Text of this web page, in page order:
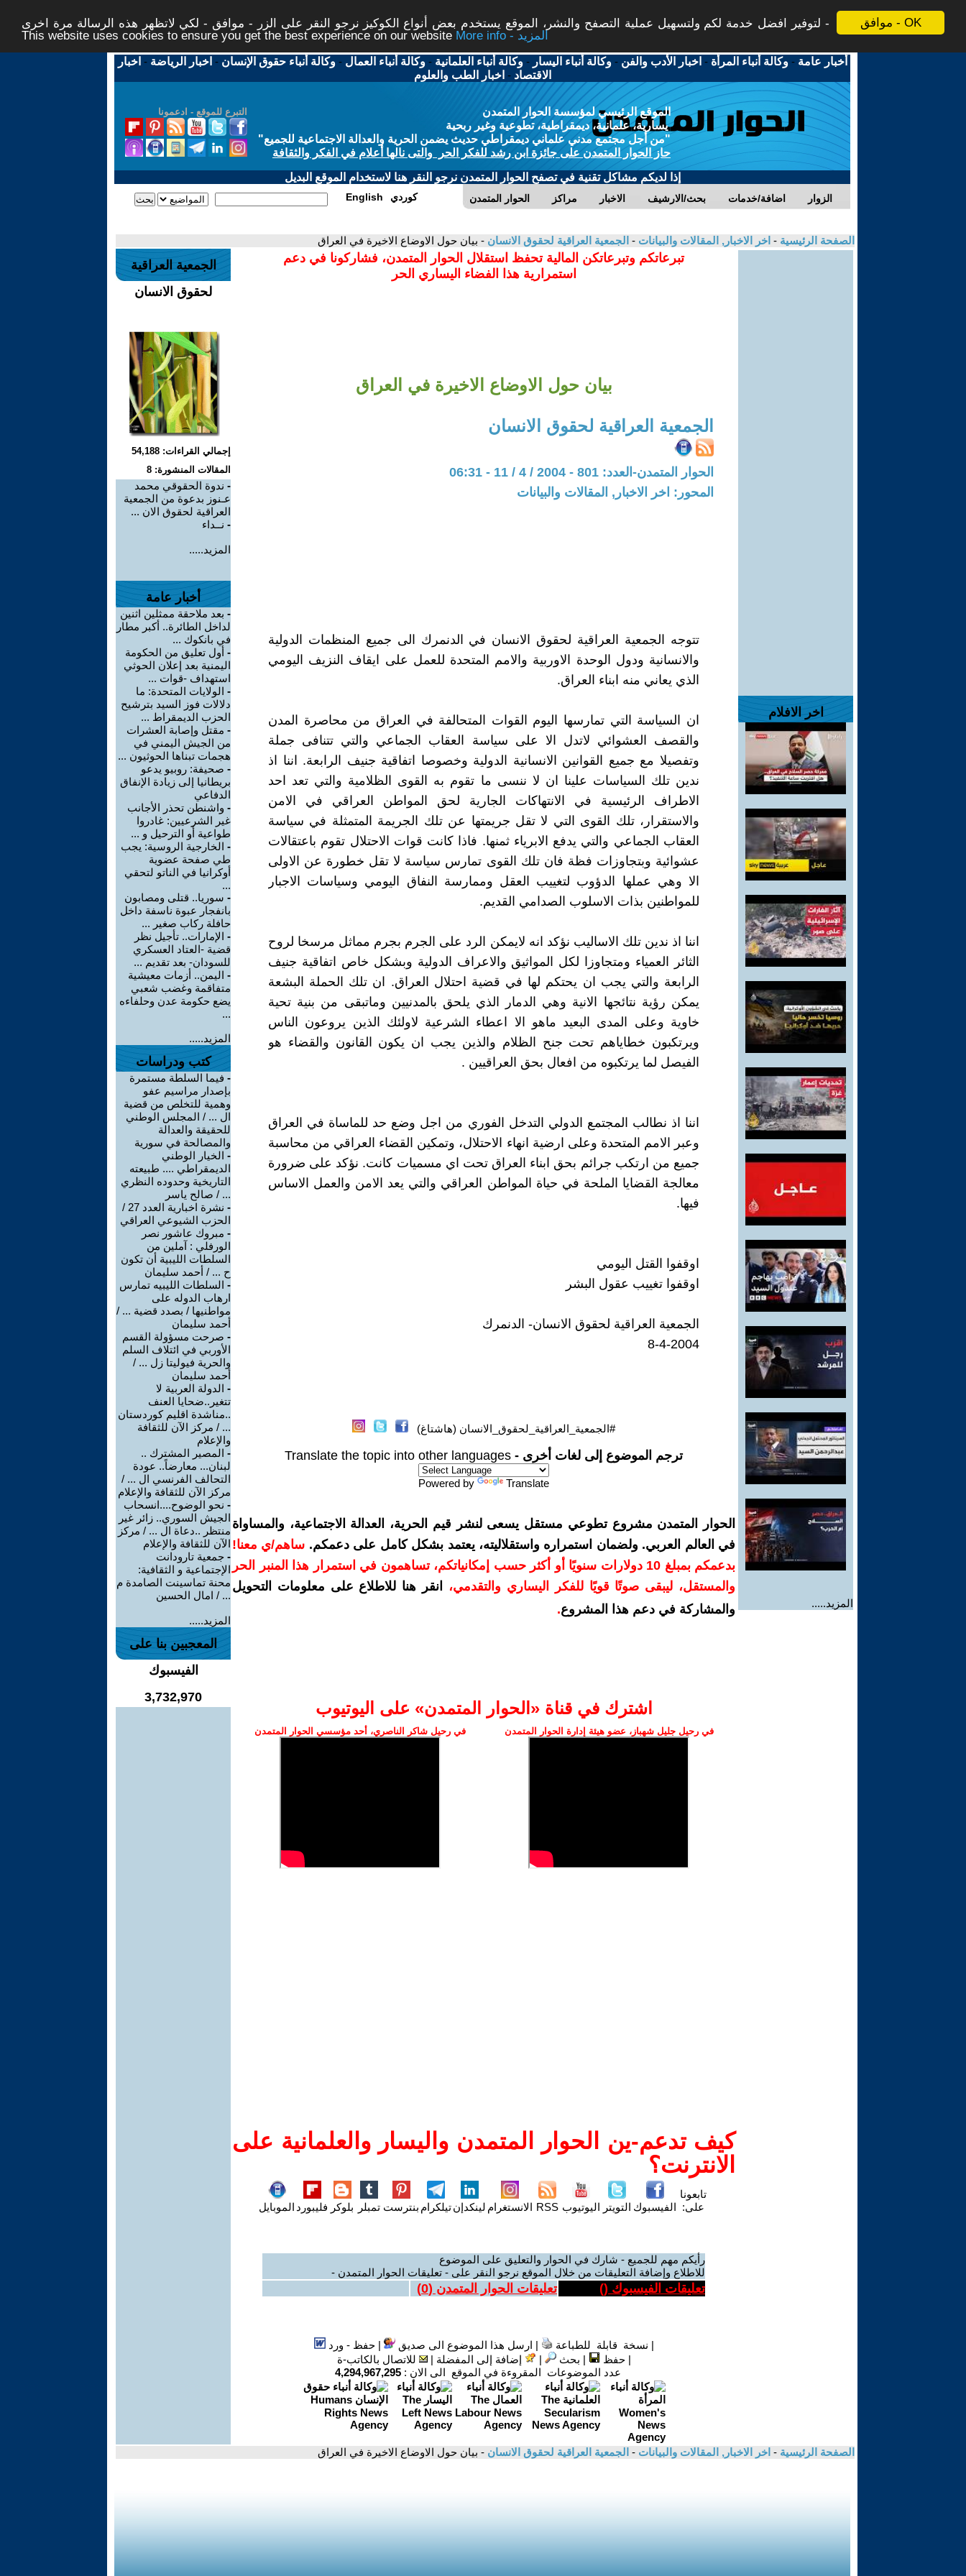
موافق - OK
لتوفير افضل خدمة لكم ولتسهيل عملية التصفح والنشر، الموقع يستخدم بعض أنواع الكوكيز نرجو النقر على الزر - موافق - لكي لاتظهر هذه الرسالة مرة اخرى -
This website uses cookies to ensure you get the best experience on our website
More info - المزيد
أخبار عامة -وكالة أنباء المرأة - اخبار الأدب والفن -وكالة أنباء اليسار -وكالة أنباء العلمانية -وكالة أنباء العمال -وكالة أنباء حقوق الإنسان - اخبار الرياضة - اخبار
الاقتصاد - اخبار الطب والعلوم
التبرع للموقع - ادعمونا
الموقع الرئيسي لمؤسسة الحوار المتمدن
يسارية، علمانية، ديمقراطية، تطوعية وغير ربحية
"من أجل مجتمع مدني علماني ديمقراطي حديث يضمن الحرية والعدالة الاجتماعية للجميع"
حاز الحوار المتمدن على جائزة ابن رشد للفكر الحر والتى نالها أعلام في الفكر والثقافة
إذا لديكم مشاكل تقنية في تصفح الحوار المتمدن نرجو النقر هنا لاستخدام الموقع البديل
الحوار المتمدن مراكز الاخبار بحث/الارشيف اضافة/خدمات الزوار English كوردي
الصفحة الرئيسية - اخر الاخبار, المقالات والبيانات - الجمعية العراقية لحقوق الانسان - بيان حول الاوضاع الاخيرة في العراق
اخر الافلام
المزيد.....
تبرعاتكم وتبرعاتكن المالية تحفظ استقلال الحوار المتمدن، فشاركونا في دعم
استمرارية هذا الفضاء اليساري الحر
بيان حول الاوضاع الاخيرة في العراق
الجمعية العراقية لحقوق الانسان
الحوار المتمدن-العدد: 801 - 2004 / 4 / 11 - 06:31
المحور: اخر الاخبار, المقالات والبيانات
تتوجه الجمعية العراقية لحقوق الانسان في الدنمرك الى جميع المنظمات الدولية
والانسانية ودول الوحدة الاوربية والامم المتحدة للعمل على ايقاف النزيف اليومي
الذي يعاني منه ابناء العراق.
ان السياسة التي تمارسها اليوم القوات المتحالفة في العراق من محاصرة المدن
والقصف العشوائي لاتدل الا على سياسة العقاب الجماعي والتي تتنافى جملة
وتفصيلا مع جميع القوانين الانسانية الدولية وخصوصا اتفاقية جنيف الرابعة. اننا اذ
ندين تلك السياسات علينا ان لا ننسى ما تقوم به القوى الظلامية والتي تعد احد
الاطراف الرئيسية في الانتهاكات الجارية لحق المواطن العراقي في الامن
والاستقرار، تلك القوى التي لا تقل جريمتها عن تلك الجريمة المتمثلة في سياسة
العقاب الجماعي والتي يدفع الابرياء ثمنها. فاذا كانت قوات الاحتلال تقوم باعتقالات
عشوائية وبتجاوزات فظة فان تلك القوى تمارس سياسة لا تقل خطورة عن الاولى
الا وهي عملها الدؤوب لتغييب العقل وممارسة النفاق اليومي وسياسات الاجبار
للمواطنين بذات الاسلوب الصدامي القديم.
اننا اذ ندين تلك الاساليب نؤكد انه لايمكن الرد على الجرم بجرم مماثل مرسخا لروح
الثائر العمياء ومتجاوزا لكل المواثيق والاعراف الدولية وبشكل خاص اتفاقية جنيف
الرابعة والتي يجب ان يحتكم لها في قضية احتلال العراق. ان تلك الحملة البشعة
يمكن رؤية نتائجها الانية وهي الدمار الذي يلحق بالمدنيين وماتبقى من بنية تحية
خاوية وعلى المدى البعيد ماهو الا اعطاء الشرعية لاولئك الذين يروعون الناس
ويرتكبون خطاياهم تحت جنح الظلام والذين يجب ان يكون القانون والقضاء هو
الفيصل لما يرتكبوه من افعال بحق العراقيين .
اننا اذ نطالب المجتمع الدولي التدخل الفوري من اجل وضع حد للماساة في العراق
وعبر الامم المتحدة وعلى ارضية انهاء الاحتلال، وتمكين القضاء العراقي من محاسبة
جميع من ارتكب جرائم بحق ابناء العراق تحت اي مسميات كانت. نؤكد على ضرورة
معالجة القضايا الملحة في حياة المواطن العراقي والتي يعد الامن والعمل الاساس
فيها.
اوقفوا القتل اليومي
اوقفوا تغييب عقول البشر
الجمعية العراقية لحقوق الانسان- الدنمرك
8-4-2004
#الجمعية_العراقية_لحقوق_الانسان (هاشتاغ)
ترجم الموضوع إلى لغات أخرى - Translate the topic into other languages
Powered by Translate
الحوار المتمدن مشروع تطوعي مستقل يسعى لنشر قيم الحرية، العدالة الاجتماعية، والمساواة
في العالم العربي. ولضمان استمراره واستقلاليته، يعتمد بشكل كامل على دعمكم. ساهم/ي معنا!
بدعمكم بمبلغ 10 دولارات سنويًا أو أكثر حسب إمكانياتكم، تساهمون في استمرار هذا المنبر الحر
والمستقل، ليبقى صوتًا قويًا للفكر اليساري والتقدمي،
انقر هنا للاطلاع على معلومات التحويل
والمشاركة في دعم هذا المشروع.
اشترك في قناة ‫«الحوار المتمدن» على اليوتيوب
في رحيل جليل شهباز، عضو هيئة إدارة الحوار المتمدن في رحيل شاكر الناصري، أحد مؤسسي الحوار المتمدن
كيف تدعم-ين الحوار المتمدن واليسار والعلمانية على
الانترنت؟
تابعونا
على: الفيسبوك التويتر اليوتيوب RSS الانستغرام لينكدإنتيلكرام بنترست تمبلر بلوكر فليبورد الموبايل
رأيكم مهم للجميع - شارك في الحوار والتعليق على الموضوع
للاطلاع وإضافة التعليقات من خلال الموقع نرجو النقر على - تعليقات الحوار المتمدن -
تعليقات الفيسبوك () تعليقات الحوار المتمدن (0
)
| نسخة قابلة للطباعة | ارسل هذا الموضوع الى صديق |حفظ - ورد
|حفظ | بحث | إضافة إلى المفضلة |
للاتصال بالكاتب-ة
عدد الموضوعات المقروءة في الموقع الى الان : 4,294,967,295
الجمعية العراقية
لحقوق الانسان
إجمالي القراءات: 54,188
المقالات المنشورة: 8
- ندوة الحقوقي محمد
عـنوز بدعوة من الجمعية
العراقية لحقوق الان ...
- نــداء
المزيد.....
أخبار عامة
- بعد ملاحقة ممثلين اثنين
لداخل الطائرة.. أكبر مطار
في بانكوك ...
- أول تعليق من الحكومة
اليمنية بعد إعلان الحوثي
استهداف -قوات ...
- الولايات المتحدة: ما
دلالات فوز السيد بترشيح
الحزب الديمقراط ...
- مقتل وإصابة العشرات
من الجيش اليمني في
هجمات تبناها الحوثيون ...
- صحيفة: روبيو يدعو
بريطانيا إلى زيادة الإنفاق
الدفاعي
- واشنطن تحذر الأجانب
غير الشرعيين: غادروا
طواعية أو الترحيل و ...
- الخارجية الروسية: يجب
طي صفحة عضوية
أوكرانيا في الناتو لتحقي
...
- سوريا.. قتلى ومصابون
بانفجار عبوة ناسفة داخل
حافلة ركاب صغير ...
- الإمارات.. تأجيل نظر
قضية -العتاد العسكري
للسودان- بعد تقديم ...
- اليمن.. أزمات معيشية
متفاقمة وغضب شعبي
يضع حكومة عدن وحلفاءه
...
المزيد.....
كتب ودراسات
- فيما السلطة مستمرة
بإصدار مراسيم عفو
وهمية للتخلص من قضية
ال ... / المجلس الوطني
للحقيقة والعدالة
والمصالحة في سورية
- الخيار الوطني
الديمقراطي .... طبيعته
التاريخية وحدوده النظري
... / صالح ياسر
-
نشرة اخبارية العدد 27 /
الحزب الشيوعي العراقي
- مبروك عاشور نصر
الورفلي : آملين من
السلطات الليبية أن تكون
ح ... / أحمد سليمان
- السلطات الليبيه تمارس
ارهاب الدوله على
مواطنيها / بصدد قضية ... /
أحمد سليمان
- صرحت مسؤولة القسم
الأوربي في ائتلاف السلم
والحرية فيوليتا زل ... /
أحمد سليمان
- الدولة العربية لا
تتغير..ضحايا العنف
..مناشدة اقليم كوردستان
... / مركز الآن للثقافة
والإعلام
- المصير المشترك ..
لبنان... معارضاً.. عودة
التحالف الفرنسي ال ... /
مركز الآن للثقافة والإعلام
- نحو الوضوح....انسحاب
الجيش السوري.. زائر غير
منتظر ..دعاة ال ... / مركز
الآن للثقافة والإعلام
- جمعية تارودانت
الإجتماعية و الثقافية:
محنة تماسينت الصامدة م
... / امال الحسين
المزيد.....
المعجبين بنا على
الفيسبوك
3,732,970
الصفحة الرئيسية - اخر الاخبار, المقالات والبيانات - الجمعية العراقية لحقوق الانسان - بيان حول الاوضاع الاخيرة في العراق